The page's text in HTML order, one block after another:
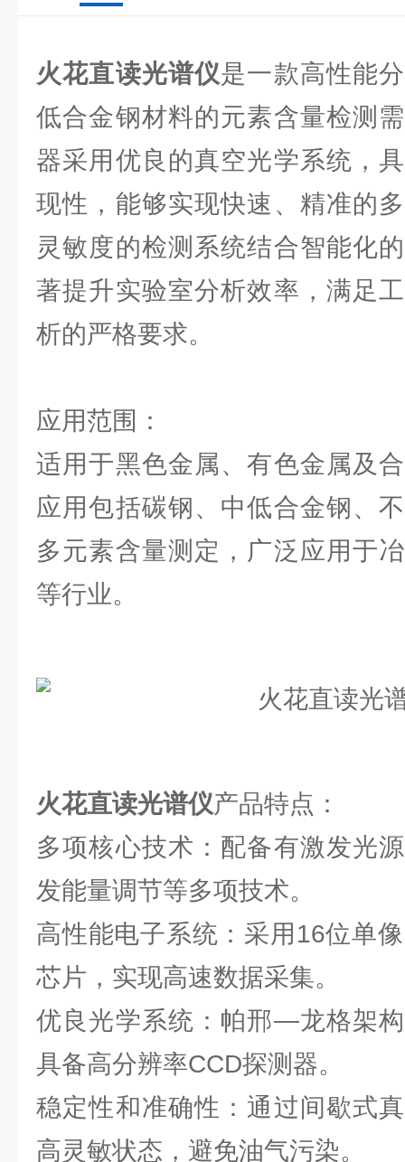
火花直读光谱仪是一款高性能
低合金钢材料的元素含量检测
器采用优良的真空光学系统，
现性，能够实现快速、精准的
灵敏度的检测系统结合智能化
著提升实验室分析效率，满足
析的严格要求。
应用范围：
适用于黑色金属、有色金属及
应用包括碳钢、中低合金钢、
多元素含量测定，广泛应用于
等行业。
火花直读光谱仪产品特点：
多项核心技术：配备有激发光
发能量调节等多项技术。
高性能电子系统：采用16位单
芯片，实现高速数据采集。
优良光学系统：帕邢—龙格架
具备高分辨率CCD探测器。
稳定性和准确性：通过间歇式
高灵敏状态，避免油气污染。